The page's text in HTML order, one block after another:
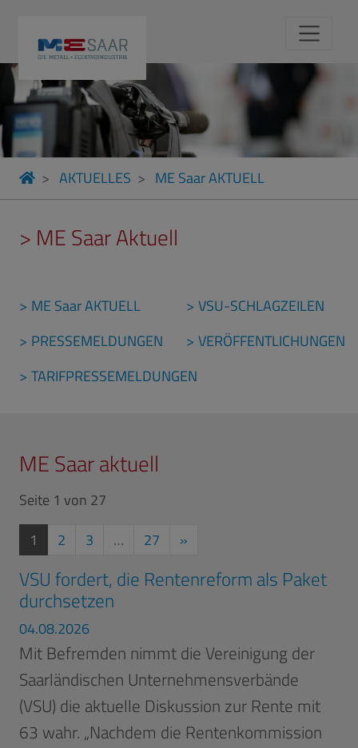
AKTUELLES ME Saar AKTUELL
> ME Saar Aktuell
ME Saar AKTUELL
PRESSEMELDUNGEN
TARIFPRESSEMELDUNGEN
VSU-SCHLAGZEILEN
VERÖFFENTLICHUNGEN
ME Saar aktuell
Seite 1 von 27
1 aktuelle Seite
2 3 … 27 »
VSU fordert, die Rentenreform als Paket
durchsetzen
04.08.2026
Mit Befremden nimmt die Vereinigung der
Saarländischen Unternehmensverbände
(VSU) die aktuelle Diskussion zur Rente mit
63 wahr. „Nachdem die Rentenkommission